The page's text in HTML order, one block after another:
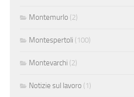
Montemurlo (2)
Montespertoli (100)
Montevarchi (2)
Notizie sul lavoro (1)